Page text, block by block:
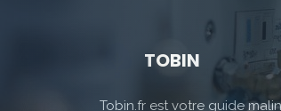
TOBIN
Tobin.fr est votre guide